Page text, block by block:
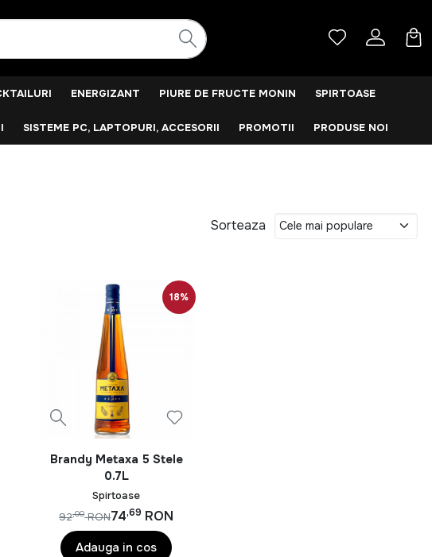
ENERGIZANT PIURE DE FRUCTE MONIN SPIRTOASE
SISTEME PC, LAPTOPURI, ACCESORII PROMOTII PRODUSE NOI
Sorteaza
18%
Brandy Metaxa 5 Stele
0.7L
Spirtoase
74,69 RON
92,00 RON
Adauga in cos